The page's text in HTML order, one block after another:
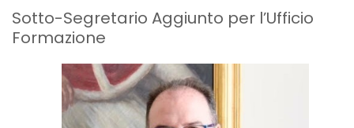
Sotto-Segretario Aggiunto per l’Ufficio
Formazione